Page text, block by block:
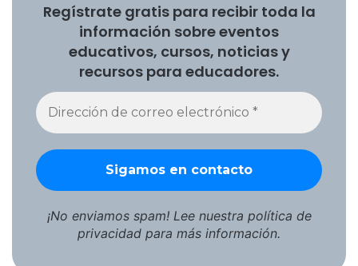
Regístrate gratis para recibir toda la
información sobre eventos
educativos, cursos, noticias y
recursos para educadores.
¡No enviamos spam! Lee nuestra política de
privacidad para más información.